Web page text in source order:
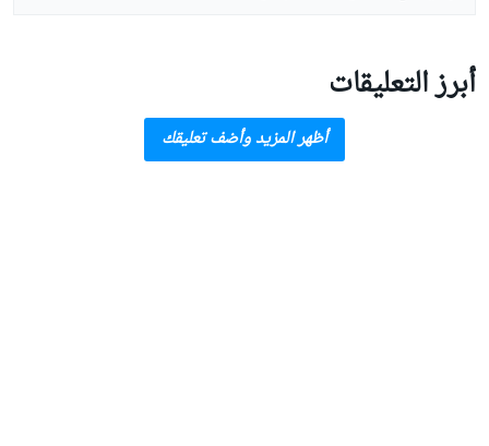
أبرز التعليقات
أظهر المزيد وأضف تعليقك